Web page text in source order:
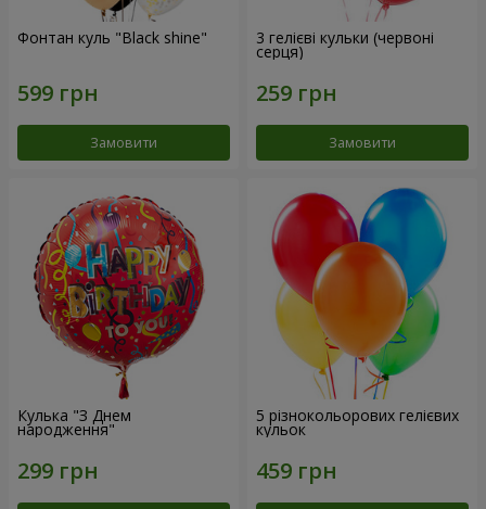
Фонтан куль "Black shine"
Замовити
3 гелієві кульки (червоні
серця)
Замовити
Кулька "З Днем
народження"
5 різнокольорових гелієвих
кульок